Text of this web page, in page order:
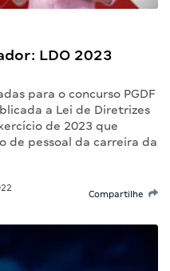
LDO 2023
para o concurso PGDF
a Lei de Diretrizes
de 2023 que
de pessoal da carreira da
Compartilhe